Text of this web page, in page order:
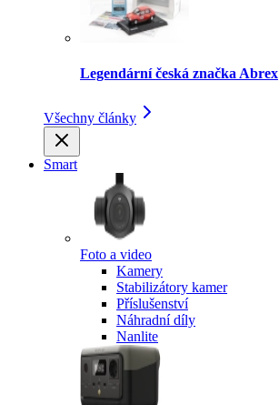
Legendární česká značka Abrex
Všechny články
Smart
Foto a video
Kamery
Stabilizátory kamer
Příslušenství
Náhradní díly
Nanlite